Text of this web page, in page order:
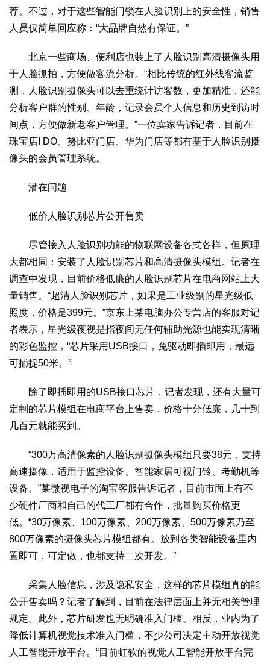
陕
甘 青 宁 新 港 澳 台
智库
智库建设 智库专家 智库战略 智库之声
信息
地方动态 地方强音
在线期刊
2017 2016 2015 2018 2019
关于我们
全景中国 智慧旅游 智慧教育
智慧环保
智慧会客厅 县域经济 城乡建设 乡村振兴
康养
工作动态 康养思语 明星老人 项目介绍
县域经济
成果展示
政策发布 视频播报 工程案例
康养智库
荐。不过，对于这些智能门锁在人脸识别上的安全性，销售
人员仅简单回应称：“大品牌自然有保证。”
北京一些商场、便利店也装上了人脸识别高清摄像头用
于人脸抓拍，方便做客流分析。“相比传统的红外线客流监
测，人脸识别摄像头可以去重统计访客数，更加精准，还能
分析客户群的性别、年龄，记录会员个人信息和历史到访时
间点，方便做新老客户管理。”一位卖家告诉记者，目前在
珠宝店I DO、努比亚门店、华为门店等都有基于人脸识别摄
像头的会员管理系统。
潜在问题
低价人脸识别芯片公开售卖
尽管接入人脸识别功能的物联网设备各式各样，但原理
大都相同：安装了人脸识别芯片和高清摄像头模组。记者在
调查中发现，目前价格低廉的人脸识别芯片在电商网站上大
量销售。“超清人脸识别芯片，如果是工业级别的星光级低
照度，价格是399元。”京东上某电脑办公专营店的客服对记
者表示，星光级夜视是指夜间无任何辅助光源也能实现清晰
的彩色监控，“芯片采用USB接口，免驱动即插即用，最远
可捕捉50米。”
除了即插即用的USB接口芯片，记者发现，还有大量可
定制的芯片模组在电商平台上售卖，价格十分低廉，几十到
几百元就能买到。
“300万高清像素的人脸识别摄像头模组只要38元，支持
高速摄像，适用于监控设备、智能家居可视门铃、考勤机等
设备。”某微视电子的淘宝客服告诉记者，目前市面上有不
少硬件厂商和自己的代工厂都有合作，批量购买价格更
低。“30万像素、100万像素、200万像素、500万像素乃至
800万像素的摄像头芯片模组都有。放到各类智能设备里内
置即可，可定做，也都支持二次开发。”
采集人脸信息，涉及隐私安全，这样的芯片模组真的能
公开售卖吗？记者了解到，目前在法律层面上并无相关管理
规定。此外，芯片研发也无明确准入门槛。相反，业内为了
降低计算机视觉技术准入门槛，不少公司决定主动开放视觉
人工智能开放平台。“目前虹软的视觉人工智能开放平台完